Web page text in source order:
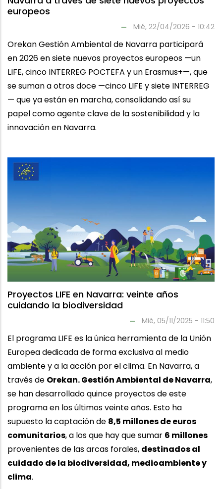
europeos
Mié, 22/04/2026 - 10:42
Orekan Gestión Ambiental de Navarra participará
en 2026 en siete nuevos proyectos europeos —un
LIFE, cinco INTERREG POCTEFA y un Erasmus+—, que
se suman a otros doce —cinco LIFE y siete INTERREG
— que ya están en marcha, consolidando así su
papel como agente clave de la sostenibilidad y la
innovación en Navarra.
Proyectos LIFE en Navarra: veinte años
cuidando la biodiversidad
Mié, 05/11/2025 - 11:50
El programa LIFE es la única herramienta de la Unión
Europea dedicada de forma exclusiva al medio
ambiente y a la acción por el clima. En Navarra, a
través de Orekan. Gestión Ambiental de Navarra,
se han desarrollado quince proyectos de este
programa en los últimos veinte años. Esto ha
supuesto la captación de 8,5 millones de euros
comunitarios, a los que hay que sumar 6 millones
provenientes de las arcas forales, destinados al
cuidado de la biodiversidad, medioambiente y
clima.